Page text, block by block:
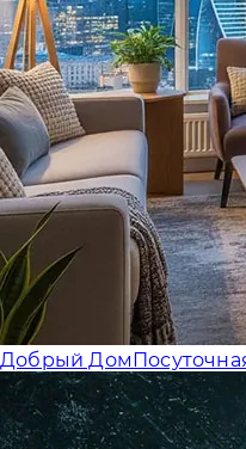
Добрый Дом